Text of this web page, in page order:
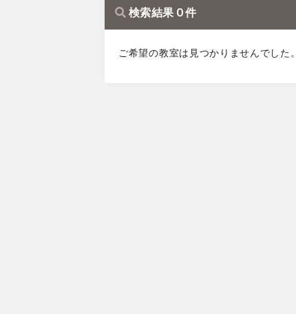
検索結果 0 件
ご希望の教室は見つかりませんでした。